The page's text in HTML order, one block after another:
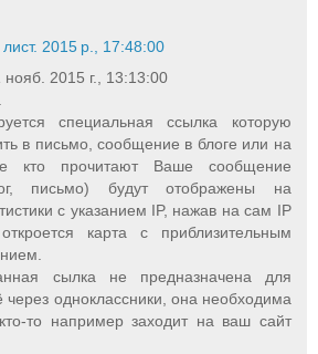
лист. 2015 р., 17:48:00
2015 г., 13:13:00
специальная ссылка которую
в письмо, сообщение в блоге или на
кто прочитают Ваше сообщение
письмо) будут отображены на
с указанием IP, нажав на сам IP
карта с приблизительным
сылка не предназначена для
через одноклассники, она необходима
кто-то например заходит на ваш сайт